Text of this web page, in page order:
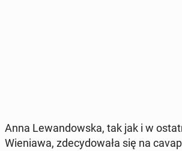
Anna Le­wan­dow­ska, tak jak i w
Wie­nia­wa, zde­cy­do­wa­ła się na